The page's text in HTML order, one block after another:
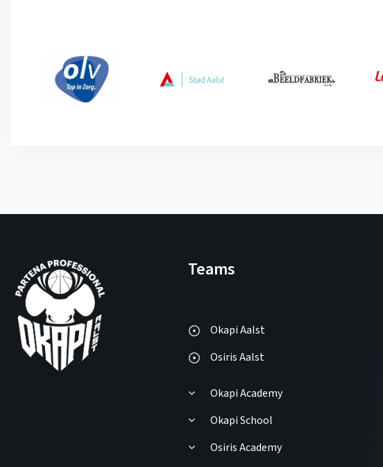
Teams
Okapi Aalst
Osiris Aalst
Okapi Academy
Okapi School
Osiris Academy